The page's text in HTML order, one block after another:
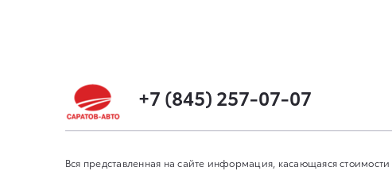
+7 (845) 257-07-07
Вся представленная на сайте информация, касающаяся